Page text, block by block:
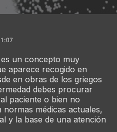
un concepto muy
aparece recogido en
en obras de los griegos
debes procurar
paciente o bien no
médicas actuales,
y la base de una atención